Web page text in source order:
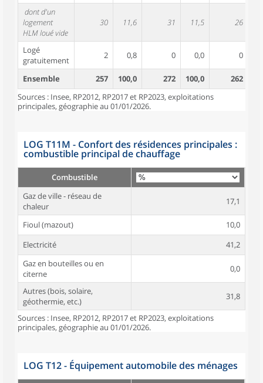
dont d'un
logement
HLM loué vide
30 11,6 31 11,5 26
Logé
gratuitement
2 0,8 0 0,0 0
Ensemble 257 100,0 272 100,0 262
Sources : Insee, RP2012, RP2017 et RP2023, exploitations
principales, géographie au 01/01/2026.
LOG T11M - Confort des résidences principales :
combustible principal de chauffage
Combustible
Gaz de ville - réseau de
chaleur
17,1
Fioul (mazout)
10,0
Electricité
41,2
Gaz en bouteilles ou en
citerne
0,0
Autres (bois, solaire,
géothermie, etc.)
31,8
Sources : Insee, RP2012, RP2017 et RP2023, exploitations
principales, géographie au 01/01/2026.
LOG T12 - Équipement automobile des ménages